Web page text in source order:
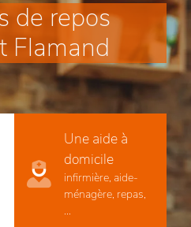
de repos
Flamand
Une aide à
domicile
infirmière, aide-
ménagère, repas,
...